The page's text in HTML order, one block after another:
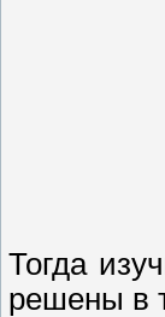
Тогда
решены в